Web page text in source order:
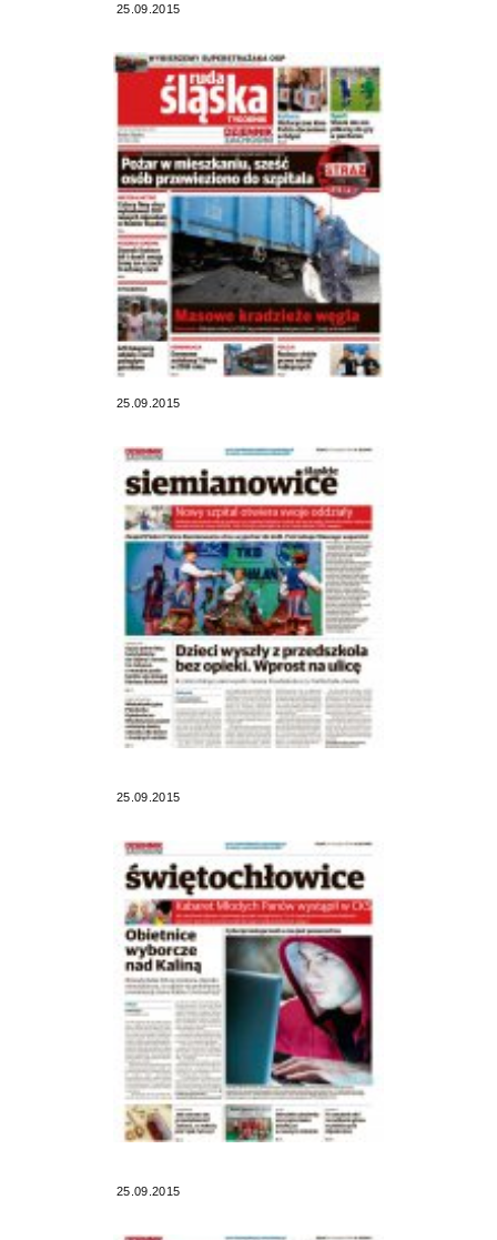
25.09.2015
25.09.2015
25.09.2015
25.09.2015